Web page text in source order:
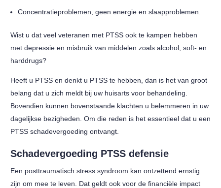
Concentratieproblemen, geen energie en slaapproblemen.
Wist u dat veel veteranen met PTSS ook te kampen hebben
met depressie en misbruik van middelen zoals alcohol, soft- en
harddrugs?
Heeft u PTSS en denkt u PTSS te hebben, dan is het van groot
belang dat u zich meldt bij uw huisarts voor behandeling.
Bovendien kunnen bovenstaande klachten u belemmeren in uw
dagelijkse bezigheden. Om die reden is het essentieel dat u een
PTSS schadevergoeding ontvangt.
Schadevergoeding PTSS defensie
Een posttraumatisch stress syndroom kan ontzettend ernstig
zijn om mee te leven. Dat geldt ook voor de financiële impact